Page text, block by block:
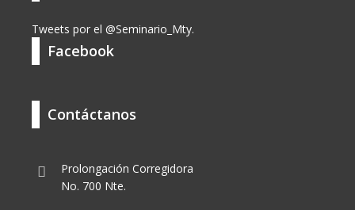
Tweets por el @Seminario_Mty.
Facebook
Contáctanos
Prolongación Corregidora
No. 700 Nte.